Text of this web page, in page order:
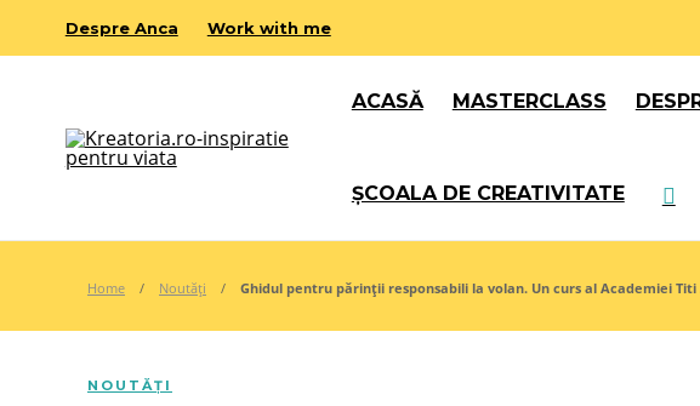
Despre Anca Work with me
ACASĂ MASTERCLASS
ȘCOALA DE CREATIVITATE
Home Noutăți Ghidul pentru părinții responsabili la volan. Un curs al Academiei Titi
NOUTĂȚI